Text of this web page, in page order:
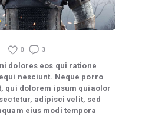
0 3
dolores eos qui ratione
nesciunt. Neque porro
qui dolorem ipsum quiaolor
adipisci velit, sed
eius modi tempora